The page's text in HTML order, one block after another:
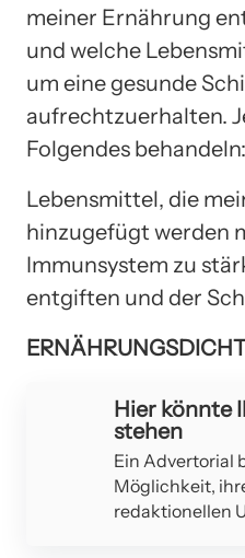
meiner Ernährung
und welche
um eine gesunde
aufrechtzuerhalten.
Folgendes behandeln:
Lebensmittel, die
hinzugefügt werden
Immunsystem zu
entgiften und der
Hier könnte
stehen
Ein Advertorial
Möglichkeit,
redaktionellen